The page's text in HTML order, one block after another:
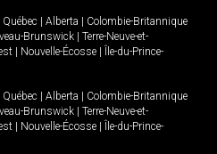
Québec Alberta
Colombie-Britannique
Brunswick
Terre-Neuve-et-
Nouvelle-Écosse
Île-du-Prince-
Québec Alberta
Colombie-Britannique
Brunswick
Terre-Neuve-et-
Nouvelle-Écosse
Île-du-Prince-